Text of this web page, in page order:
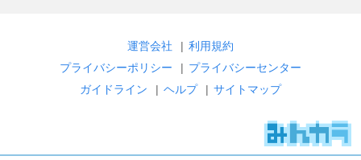
運営会社 | 利用規約
プライバシーポリシー
| プライバシーセンター
ガイドライン
| ヘルプ | サイトマップ